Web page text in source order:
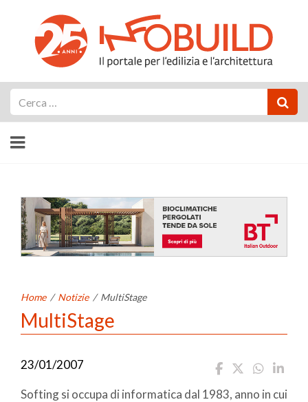
Home / Notizie / MultiStage
MultiStage
23/01/2007
Softing si occupa di informatica dal 1983, anno in cui